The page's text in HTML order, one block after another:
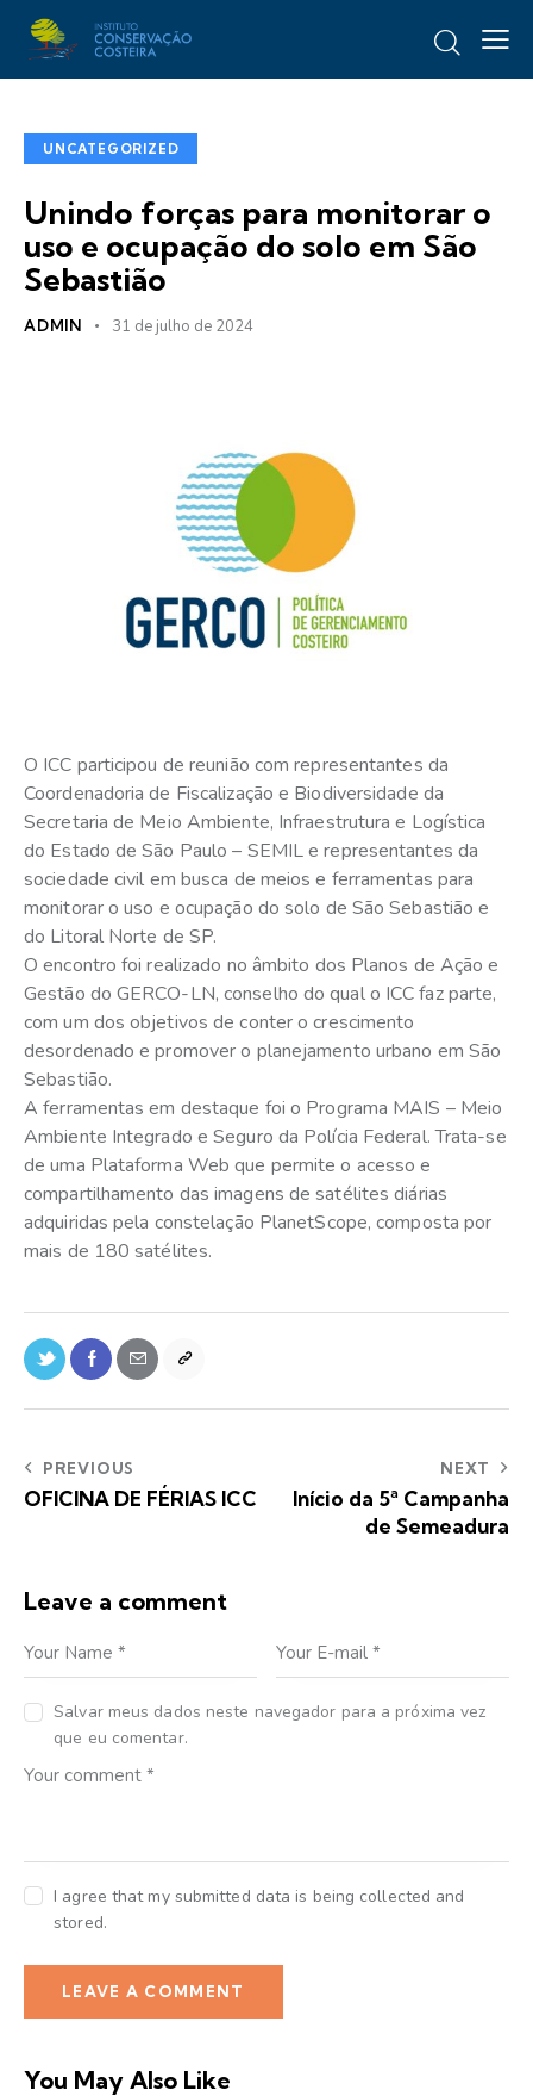
UNCATEGORIZED
Unindo forças para monitorar o
uso e ocupação do solo em São
Sebastião
ADMIN 31 de julho de 2024
O ICC participou de reunião com representantes da
Coordenadoria de Fiscalização e Biodiversidade da
Secretaria de Meio Ambiente, Infraestrutura e Logística
do Estado de São Paulo – SEMIL e representantes da
sociedade civil em busca de meios e ferramentas para
monitorar o uso e ocupação do solo de São Sebastião e
do Litoral Norte de SP.
O encontro foi realizado no âmbito dos Planos de Ação e
Gestão do GERCO-LN, conselho do qual o ICC faz parte,
com um dos objetivos de conter o crescimento
desordenado e promover o planejamento urbano em São
Sebastião.
A ferramentas em destaque foi o Programa MAIS – Meio
Ambiente Integrado e Seguro da Polícia Federal. Trata-se
de uma Plataforma Web que permite o acesso e
compartilhamento das imagens de satélites diárias
adquiridas pela constelação PlanetScope, composta por
mais de 180 satélites.
PREVIOUS
OFICINA DE FÉRIAS ICC
NEXT
Início da 5ª Campanha
de Semeadura
Leave a comment
Salvar meus dados neste navegador para a próxima vez
que eu comentar.
I agree that my submitted data is being collected and
stored.
You May Also Like